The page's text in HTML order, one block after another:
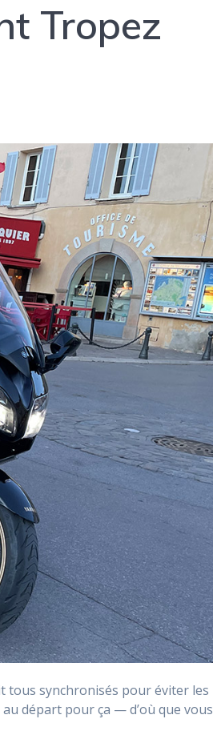
Tropez
tous synchronisés pour éviter les
départ pour ça — d’où que vous